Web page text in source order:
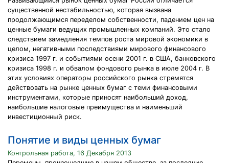
существенной нестабильностью, которая вызвана
продолжающимся переделом собственности, падением цен на
ценные бумаги ведущих промышленных компаний. Это стало
следствием замедления темпов роста мировой экономики в
целом, негативными последствиями мирового финансового
кризиса 1997 г. и событиями осени 2001 г. в США, банковского
кризиса 1998 г. и обвалом фондового рынка в июле 2004 г. В
этих условиях операторы российского рынка стремятся
действовать на рынке ценных бумаг с теми финансовыми
инструментами, которые приносят наибольший доход,
наибольшие налоговые преимущества и наименьший
инвестиционный риск.
Понятие и виды ценных бумаг
Контрольная работа, 16 Декабря 2013